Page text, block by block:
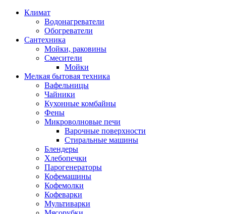
Климат
Водонагреватели
Обогреватели
Сантехника
Мойки, раковины
Смесители
Мойки
Мелкая бытовая техника
Вафельницы
Чайники
Кухонные комбайны
Фены
Микроволновые печи
Варочные поверхности
Стиральные машины
Блендеры
Хлебопечки
Парогенераторы
Кофемашины
Кофемолки
Кофеварки
Мультиварки